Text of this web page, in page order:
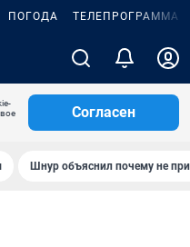
ПОГОДА ТЕЛЕПРОГРАММА
Согласен
Шнур объяснил почему не